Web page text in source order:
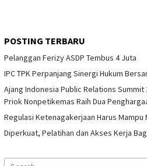
POSTING TERBARU
Pelanggan Ferizy ASDP Tembus 4 Juta
IPC TPK Perpanjang Sinergi Hukum
Ajang Indonesia Public Relations Summit
Priok Nonpetikemas Raih Dua
Regulasi Ketenagakerjaan Harus Mampu
Diperkuat, Pelatihan dan Akses Kerja
Search